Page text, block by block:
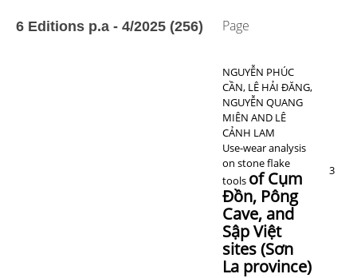
6 Editions p.a - 4/2025 (256) Page
NGUYỄN PHÚC
CẦN, LÊ HẢI ĐĂNG,
NGUYỄN QUANG
MIÊN AND LÊ
CẢNH LAM
Use-wear analysis
on stone flake
tools of Cụm
Đồn, Pông
Cave, and
Sập Việt
sites (Sơn
La province)
3